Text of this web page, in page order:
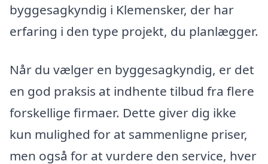
byggesagkyndig i Klemensker, der har
erfaring i den type projekt, du planlægger.
Når du vælger en byggesagkyndig, er det
en god praksis at indhente tilbud fra flere
forskellige firmaer. Dette giver dig ikke
kun mulighed for at sammenligne priser,
men også for at vurdere den service, hver